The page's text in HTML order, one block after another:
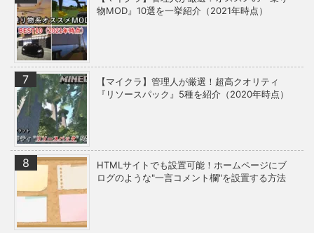
物MOD』10選を一挙紹介（2021年時点）
【マイクラ】管理人が厳選！超高クオリティ
『リソースパック』5種を紹介（2020年時点）
HTMLサイトでも設置可能！ホームページにブ
ログのような"一言コメント欄"を設置する方法